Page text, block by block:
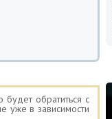
обратиться с
уже в зависимости